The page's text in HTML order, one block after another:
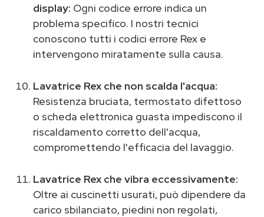
display: Ogni codice errore indica un
problema specifico. I nostri tecnici
conoscono tutti i codici errore Rex e
intervengono miratamente sulla causa.
Lavatrice Rex che non scalda l'acqua:
Resistenza bruciata, termostato difettoso
o scheda elettronica guasta impediscono il
riscaldamento corretto dell'acqua,
compromettendo l'efficacia del lavaggio.
Lavatrice Rex che vibra eccessivamente:
Oltre ai cuscinetti usurati, può dipendere da
carico sbilanciato, piedini non regolati,